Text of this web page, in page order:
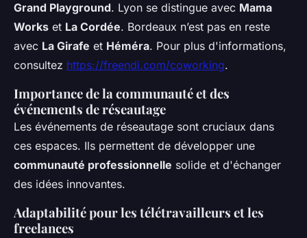
Grand Playground. Lyon se distingue avec Mama
Works et La Cordée. Bordeaux n’est pas en reste
avec La Girafe et Héméra. Pour plus d'informations,
consultez https://freendi.com/coworking.
Importance de la communauté et des
événements de réseautage
Les événements de réseautage sont cruciaux dans
ces espaces. Ils permettent de développer une
communauté professionnelle solide et d'échanger
des idées innovantes.
Adaptabilité pour les télétravailleurs et les
freelances